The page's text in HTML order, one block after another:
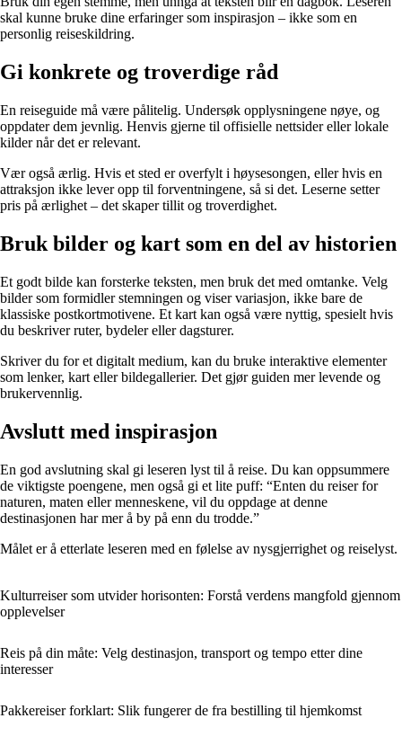
skal kunne bruke dine erfaringer som inspirasjon – ikke som en
personlig reiseskildring.
Gi konkrete og troverdige råd
En reiseguide må være pålitelig. Undersøk opplysningene nøye, og
oppdater dem jevnlig. Henvis gjerne til offisielle nettsider eller lokale
kilder når det er relevant.
Vær også ærlig. Hvis et sted er overfylt i høysesongen, eller hvis en
attraksjon ikke lever opp til forventningene, så si det. Leserne setter
pris på ærlighet – det skaper tillit og troverdighet.
Bruk bilder og kart som en del av historien
Et godt bilde kan forsterke teksten, men bruk det med omtanke. Velg
bilder som formidler stemningen og viser variasjon, ikke bare de
klassiske postkortmotivene. Et kart kan også være nyttig, spesielt hvis
du beskriver ruter, bydeler eller dagsturer.
Skriver du for et digitalt medium, kan du bruke interaktive elementer
som lenker, kart eller bildegallerier. Det gjør guiden mer levende og
brukervennlig.
Avslutt med inspirasjon
En god avslutning skal gi leseren lyst til å reise. Du kan oppsummere
de viktigste poengene, men også gi et lite puff: “Enten du reiser for
naturen, maten eller menneskene, vil du oppdage at denne
destinasjonen har mer å by på enn du trodde.”
Målet er å etterlate leseren med en følelse av nysgjerrighet og reiselyst.
Kulturreiser som utvider horisonten: Forstå verdens mangfold gjennom
opplevelser
Reis på din måte: Velg destinasjon, transport og tempo etter dine
interesser
Pakkereiser forklart: Slik fungerer de fra bestilling til hjemkomst